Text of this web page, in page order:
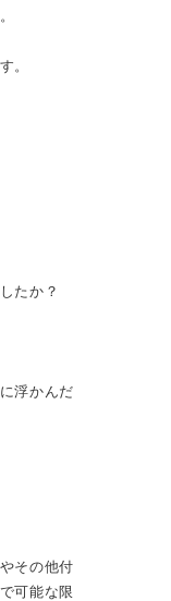
。
たか？
浮かんだ
その他付
可能な限